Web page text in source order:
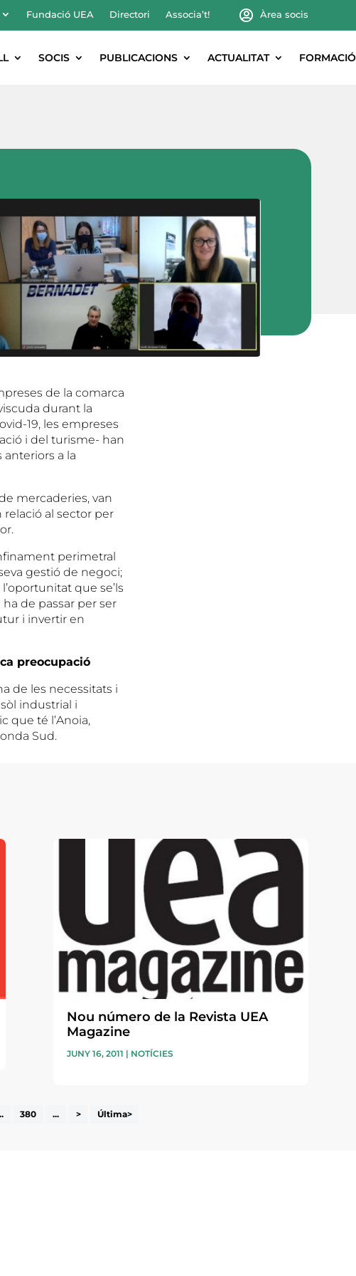
Fundació UEA Directori Associa’t! Àrea socis
SOCIS PUBLICACIONS ACTUALITAT FORMACIÓ
de la comarca
durant la
19, les empreses
i del turisme- han
a la
mercaderies, van
relació al sector per
perimetral
gestió de negoci;
que se’ls
de passar per ser
i invertir en
preocupació
de les necessitats i
industrial i
que té l’Anoia,
Sud.
Nou número de la Revista UEA
Magazine
JUNY 16, 2011 | NOTÍCIES
380 ... > Última>